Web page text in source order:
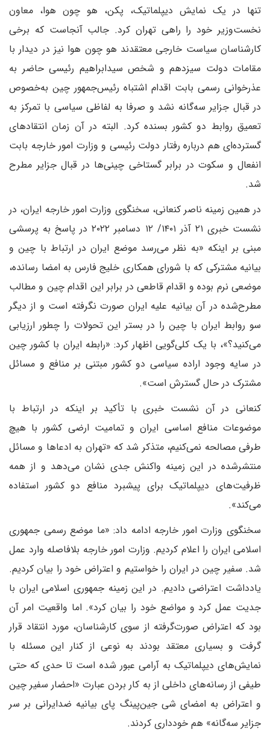
تنها در یک نمایش دیپلماتیک، پکن، هو چون هوا، معاون
نخست‌وزیر خود را راهی تهران کرد. جالب آنجاست که برخی
کارشناسان سیاست خارجی معتقدند هو چون هوا نیز در دیدار با
مقامات دولت سیزدهم و شخص سیدابراهیم رئیسی حاضر به
عذرخوانی رسمی بابت اقدام اشتباه رئیس‌جمهور چین به‌خصوص
در قبال جزایر سه‌گانه نشد و صرفا به لفاظی سیاسی با تمرکز به
تعمیق روابط دو کشور بسنده کرد. البته در آن زمان انتقادهای
گسترده‌ای هم درباره رفتار دولت رئیسی و وزارت امور خارجه بابت
انفعال و سکوت در برابر گستاخی چینی‌ها در قبال جزایر مطرح
شد.
در همین زمینه ناصر کنعانی، سخنگوی وزارت امور خارجه ایران، در
نشست خبری ۲۱ آذر ۱۴۰۱/ ۱۲ دسامبر ۲۰۲۲ در پاسخ به پرسشی
مبنی بر اینکه «به نظر می‌رسد موضع ایران در ارتباط با چین و
بیانیه مشترکی که با شورای همکاری خلیج فارس به امضا رسانده،
موضعی نرم بوده و اقدام قاطعی در برابر این اقدام چین و مطالب
مطرح‌شده در آن بیانیه علیه ایران صورت نگرفته است و از دیگر
سو روابط ایران با چین را در بستر این تحولات را چطور ارزیابی
می‌کنید؟»، با یک کلی‌گویی اظهار کرد: «رابطه ایران با کشور چین
در سایه وجود اراده سیاسی دو کشور مبتنی بر منافع و مسائل
مشترک در حال گسترش است».
کنعانی در آن نشست خبری با تأکید بر اینکه در ارتباط با
موضوعات منافع اساسی ایران و تمامیت ارضی کشور با هیچ
طرفی مصالحه نمی‌کنیم، متذکر شد که «تهران به ادعاها و مسائل
منتشر‌شده در این زمینه واکنش جدی نشان می‌دهد و از همه
ظرفیت‌های دیپلماتیک برای پیشبرد منافع دو کشور استفاده
می‌کند».
سخنگوی وزارت امور خارجه ادامه داد: «ما موضع رسمی جمهوری
اسلامی ایران را اعلام کردیم. وزارت امور خارجه بلافاصله وارد عمل
شد. سفیر چین در ایران را خواستیم و اعتراض خود را بیان کردیم.
یادداشت اعتراضی دادیم. در این زمینه جمهوری اسلامی ایران با
جدیت عمل کرد و مواضع خود را بیان کرد». اما واقعیت امر آن
بود که اعتراض صورت‌گرفته از سوی کارشناسان، مورد انتقاد قرار
گرفت و بسیاری معتقد بودند به نوعی از کنار این مسئله با
نمایش‌های دیپلماتیک به آرامی عبور شده است تا حدی که حتی
طیفی از رسانه‌های داخلی از به کار بردن عبارت «احضار سفیر چین
و اعتراض به امضای شی جین‌‌پینگ پای بیانیه ضدایرانی بر سر
جزایر سه‌گانه» هم خودداری کردند.